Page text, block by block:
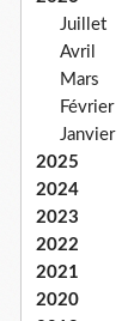
Juillet
Avril
Mars
Février
Janvier
2025
2024
2023
2022
2021
2020